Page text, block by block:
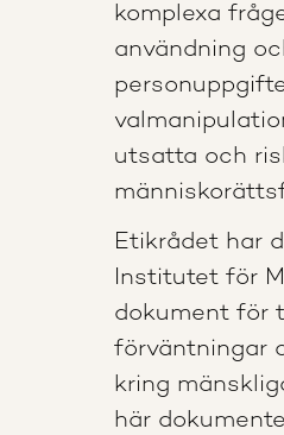
komplexa
användning
utsatta och
Etikrådet har
Institutet för
dokument för
förväntningar
kring
här